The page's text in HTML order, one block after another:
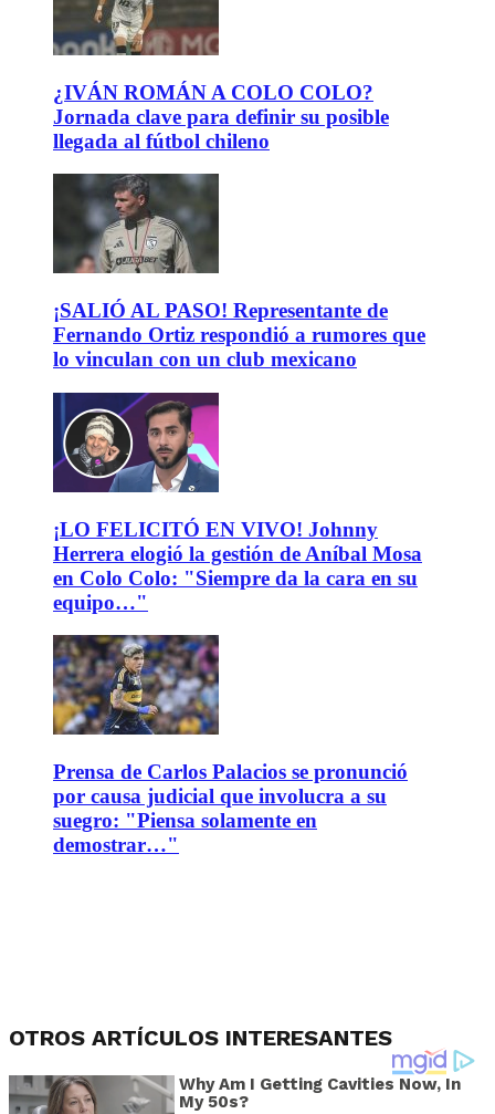
¿IVÁN ROMÁN A COLO COLO?
Jornada clave para definir su posible
llegada al fútbol chileno
¡SALIÓ AL PASO! Representante de
Fernando Ortiz respondió a rumores que
lo vinculan con un club mexicano
¡LO FELICITÓ EN VIVO! Johnny
Herrera elogió la gestión de Aníbal Mosa
en Colo Colo: "Siempre da la cara en su
equipo…"
Prensa de Carlos Palacios se pronunció
por causa judicial que involucra a su
suegro: "Piensa solamente en
demostrar…"
OTROS ARTÍCULOS INTERESANTES
Why Am I Getting Cavities Now, In
My 50s?